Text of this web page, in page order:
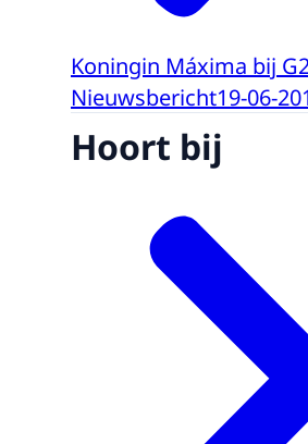
Koningin Máxima bij
Nieuwsbericht19-06-
Hoort bij